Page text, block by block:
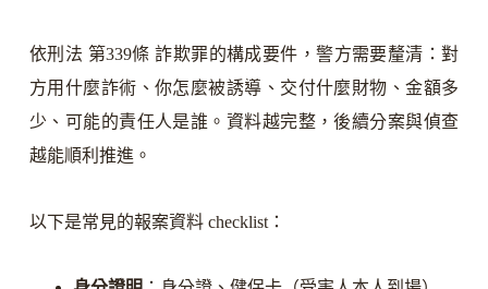
依刑法 第339條 詐欺罪的構成要件，警方需要釐清：對
方用什麼詐術、你怎麼被誘導、交付什麼財物、金額多
少、可能的責任人是誰。資料越完整，後續分案與偵查
越能順利推進。
以下是常見的報案資料 checklist：